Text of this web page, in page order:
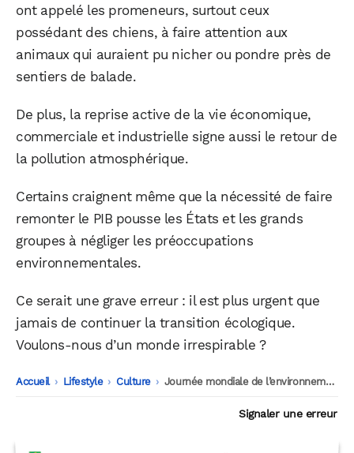
ont appelé les promeneurs, surtout ceux
possédant des chiens, à faire attention aux
animaux qui auraient pu nicher ou pondre près de
sentiers de balade.
De plus, la reprise active de la vie économique,
commerciale et industrielle signe aussi le retour de
la pollution atmosphérique.
Certains craignent même que la nécessité de faire
remonter le PIB pousse les États et les grands
groupes à négliger les préoccupations
environnementales.
Ce serait une grave erreur : il est plus urgent que
jamais de continuer la transition écologique.
Voulons-nous d’un monde irrespirable ?
Accueil -
Lifestyle -
Culture -
Journée mondiale de l’environnement : pour un monde meilleur… et plus vert
Signaler une erreur